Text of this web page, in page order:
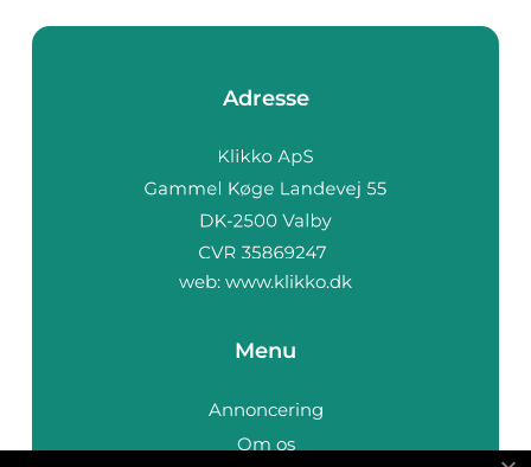
Adresse
web: www.klikko.dk
Menu
Annoncering
Om os